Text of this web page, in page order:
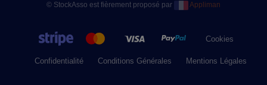
© StockAsso est fièrement proposé par Appliman
Cookies
Confidentialité Conditions Générales Mentions Légales